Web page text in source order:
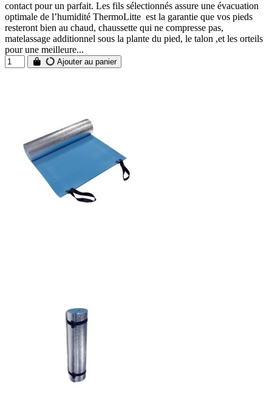
contact pour un parfait. Les fils sélectionnés assure une évacuation
optimale de l’humidité ThermoLitte est la garantie que vos pieds
resteront bien au chaud, chaussette qui ne compresse pas,
matelassage additionnel sous la plante du pied, le talon ,et les orteils
pour une meilleure...
Ajouter au panier